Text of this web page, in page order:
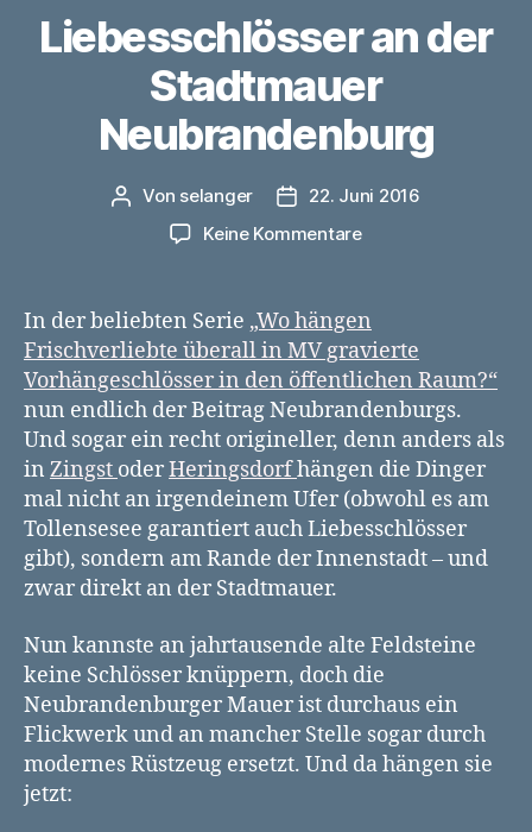
Liebesschlösser an der
Stadtmauer
Neubrandenburg
Beitragsautor
Von selanger Veröffentlichungsdatum
22. Juni 2016
Keine Kommentarezu
der
Stadtmauer
Neubrandenburg
In der beliebten Serie „Wo hängen
Frischverliebte überall in MV gravierte
Vorhängeschlösser in den öffentlichen Raum?“
nun endlich der Beitrag Neubrandenburgs.
Und sogar ein recht origineller, denn anders als
in Zingst oderHeringsdorfhängen die Dinger
mal nicht an irgendeinem Ufer (obwohl es am
Tollensesee garantiert auch Liebesschlösser
gibt), sondern am Rande der Innenstadt – und
zwar direkt an der Stadtmauer.
Nun kannste an jahrtausende alte Feldsteine
keine Schlösser knüppern, doch die
Neubrandenburger Mauer ist durchaus ein
Flickwerk und an mancher Stelle sogar durch
modernes Rüstzeug ersetzt. Und da hängen sie
jetzt: